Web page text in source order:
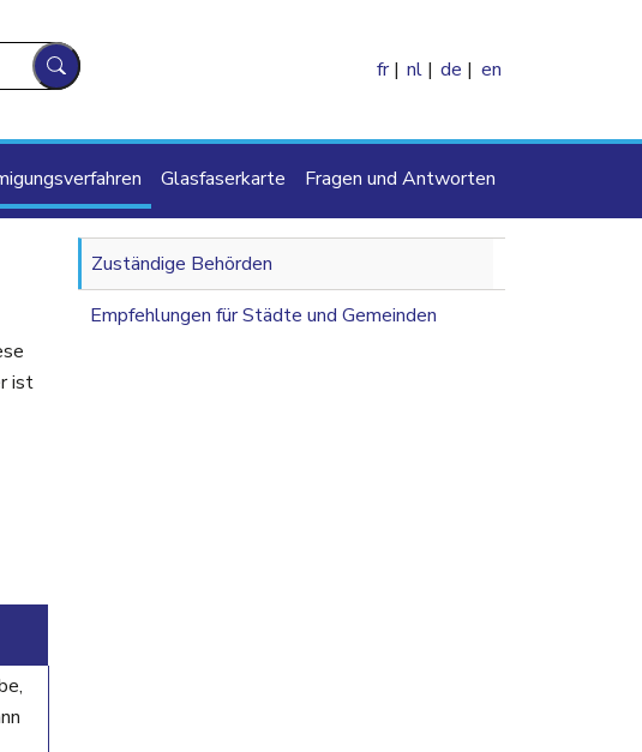
Suche
fr nl de en
Glasfaserkarte Fragen und Antworten
ist
navigation 2nd level
Zuständige Behörden
Empfehlungen für Städte und Gemeinden